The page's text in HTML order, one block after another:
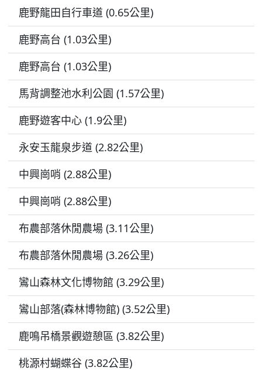
鹿野龍田自行車道 (0.65公里)
鹿野高台 (1.03公里)
鹿野高台 (1.03公里)
馬背調整池水利公園 (1.57公里)
鹿野遊客中心 (1.9公里)
永安玉龍泉步道 (2.82公里)
中興崗哨 (2.88公里)
中興崗哨 (2.88公里)
布農部落休閒農場 (3.11公里)
布農部落休閒農場 (3.26公里)
鸞山森林文化博物館 (3.29公里)
鸞山部落(森林博物館) (3.52公里)
鹿鳴吊橋景觀遊憩區 (3.82公里)
桃源村蝴蝶谷 (3.82公里)